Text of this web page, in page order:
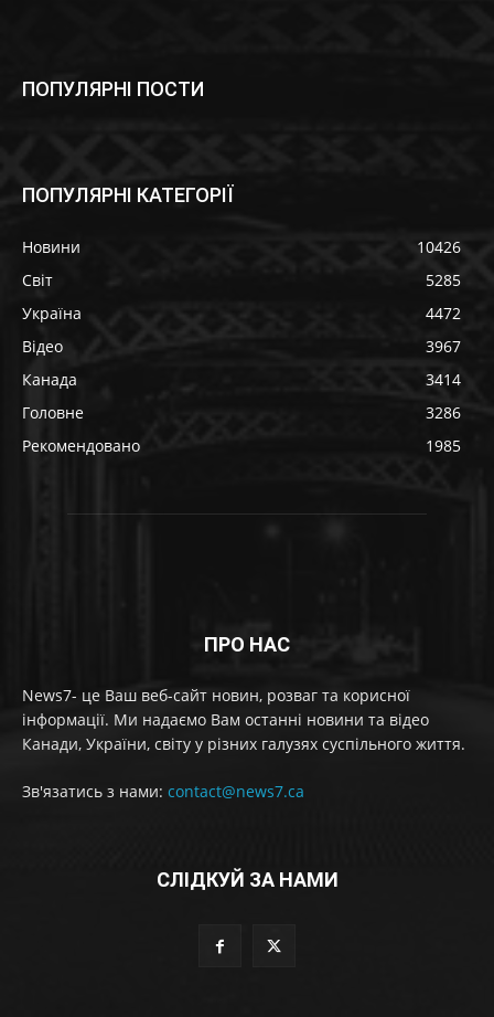
ПОПУЛЯРНІ ПОСТИ
ПОПУЛЯРНІ КАТЕГОРІЇ
Новини
10426
Світ
5285
Україна
4472
Відео
3967
Канада
3414
Головне
3286
Рекомендовано
1985
ПРО НАС
News7- це Ваш веб-сайт новин, розваг та корисної
інформації. Ми надаємо Вам останні новини та відео
Канади, України, світу у різних галузях суспільного життя.
Зв'язатись з нами: contact@news7.ca
СЛІДКУЙ ЗА НАМИ